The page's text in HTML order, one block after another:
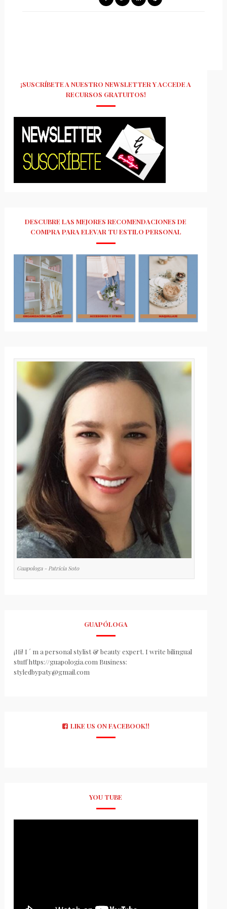
¡SUSCRÍBETE A NUESTRO NEWSLETTER Y ACCEDE A
RECURSOS GRATUITOS!
DESCUBRE LAS MEJORES RECOMENDACIONES DE
COMPRA PARA ELEVAR TU ESTILO PERSONAL
Guapologa - Patricia Soto
GUAPÓLOGA
¡Hi! I ´ m a personal stylist & beauty expert. I write bilingual
stuff https://guapologia.com Business:
styledbypaty@gmail.com
LIKE US ON FACEBOOK!!
YOU TUBE